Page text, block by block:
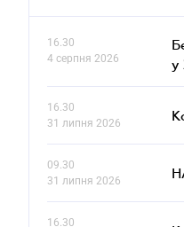
16.30
4 серпня 2026
у
16.30
31 липня 2026
09.30
31 липня 2026
16.30